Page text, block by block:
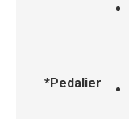
*Pedalier